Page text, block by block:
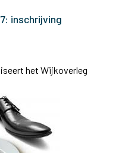
inschrijving
het Wijkoverleg